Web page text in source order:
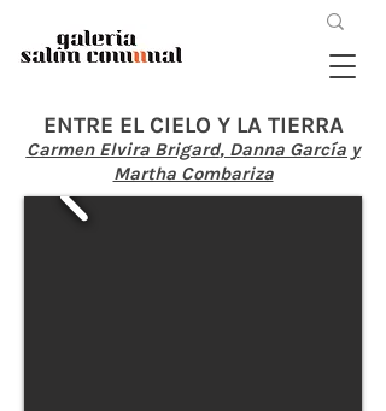
ENTRE EL CIELO Y LA TIERRA
Carmen Elvira Brigard, Danna García y
Martha Combariza